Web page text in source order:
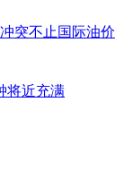
突不止国际油价
将近充满